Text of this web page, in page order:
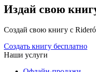
Издай свою
Создай свою книгу с
Создать книгу бесплатно
Наши услуги